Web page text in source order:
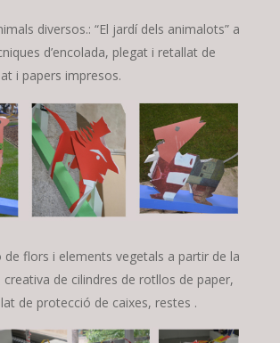
diversos.: “El jardí dels animalots” a
d’encolada, plegat i retallat de
i papers impresos.
de flors i elements vegetals a partir de la
creativa de cilindres de rotllos de paper,
de protecció de caixes, restes .